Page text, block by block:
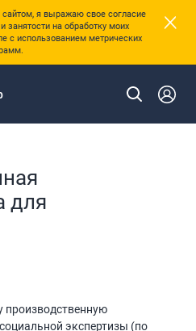
я выражаю свое согласие
занятости на обработку моих
с использованием метрических
×
для
производственную
экспертизы (по